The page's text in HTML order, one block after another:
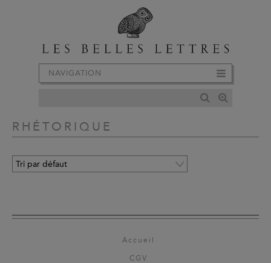
NAVIGATION
RHÉTORIQUE
Accueil
CGV